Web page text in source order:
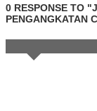
0 RESPONSE TO
PENGANGKATAN